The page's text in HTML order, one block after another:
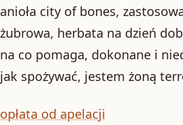
anioła city of bones,
żubrowa, herbata na dzień
na co pomaga, dokonane i
jak spożywać, jestem żoną
opłata od apelacji